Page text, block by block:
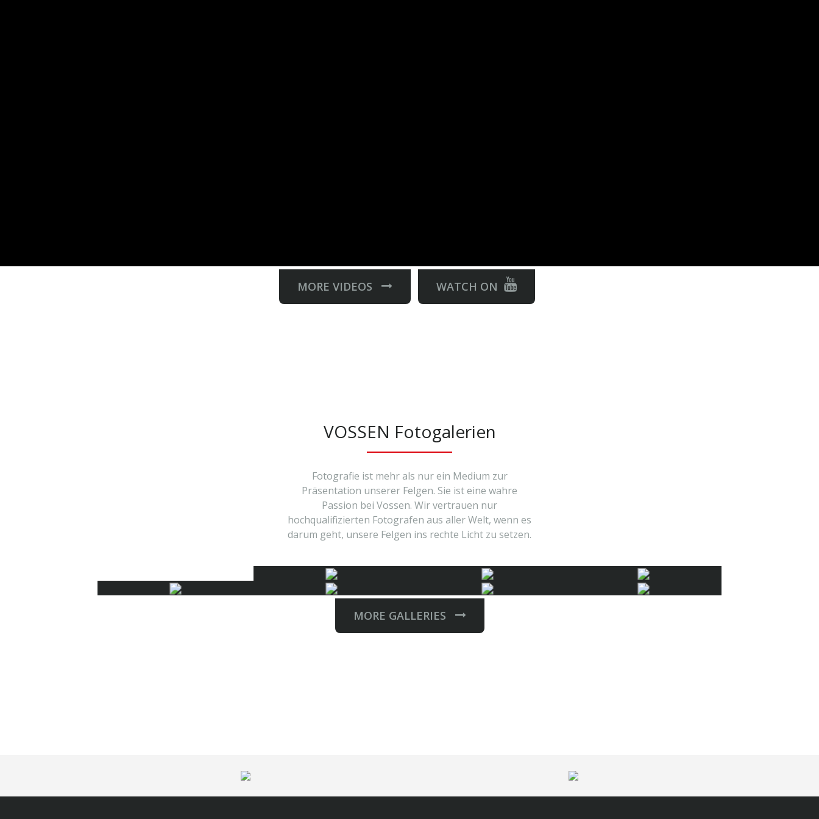
MORE VIDEOS WATCH ON
VOSSEN Fotogalerien
Fotografie ist mehr als nur ein Medium zur
Präsentation unserer Felgen. Sie ist eine wahre
Passion bei Vossen. Wir vertrauen nur
hochqualifizierten Fotografen aus aller Welt, wenn es
darum geht, unsere Felgen ins rechte Licht zu setzen.
MORE GALLERIES